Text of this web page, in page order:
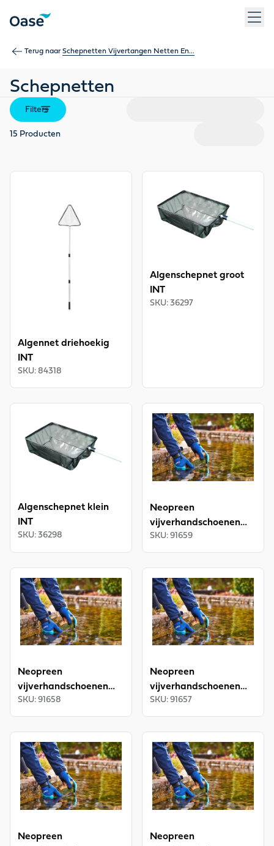
Terug naar Schepnetten Vijvertangen Netten En...
Schepnetten
15 Producten
Filters
Algennet driehoekig
INT
SKU: 84318
Algenschepnet groot
INT
SKU: 36297
Algenschepnet klein
INT
SKU: 36298
Neopreen
vijverhandschoenen
maat L/9 INT
SKU: 91659
Neopreen
vijverhandschoenen
maat M/8 INT
SKU: 91658
Neopreen
vijverhandschoenen
maat S/7 INT
SKU: 91657
Neopreen
Neopreen